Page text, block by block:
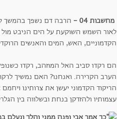
מחשבות 04 -
הרבה דם נשפך בהמשך
הקדמוניים, האש, המים והאנשים
הם רקדו סביב האל המוזהב, רקדו
הערב הקרירה. ואנחנו? האם נמשיך
הריקוד הקדמוני יעשן את צרותינו
עצמותיו ולהזדקן בנחת ובשלווה בין